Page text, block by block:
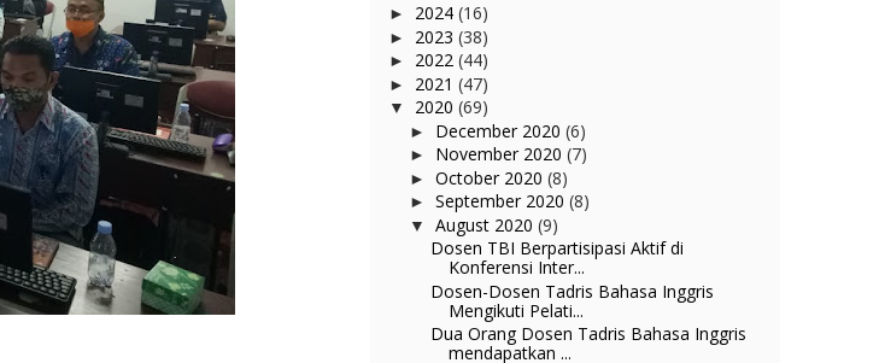
► 2024 (16)
► 2023 (38)
► 2022 (44)
► 2021 (47)
▼ 2020 (69)
► December 2020 (6)
► November 2020 (7)
► October 2020 (8)
► September 2020 (8)
▼ August 2020 (9)
Dosen TBI Berpartisipasi Aktif di
Konferensi Inter...
Dosen-Dosen Tadris Bahasa Inggris
Mengikuti Pelati...
Dua Orang Dosen Tadris Bahasa Inggris
mendapatkan ...